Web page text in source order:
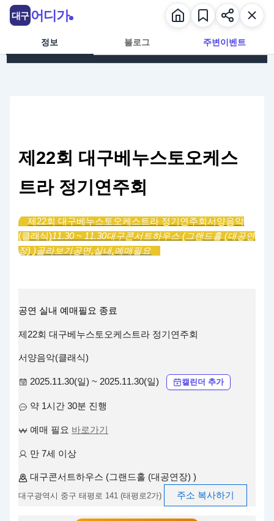
콘텐츠로 건너뛰기
정보 블로그 주변이벤트
제22회 대구베누스토오케스
트라 정기연주회
제22회 대구베누스토오케스트라 정기연주회서양음악
(클래식)11.30 ~ 11.30대구콘서트하우스 (그랜드홀 (대공연
장) )골라보기공연,실내,예매필요
공연 실내 예매필요 종료
제22회 대구베누스토오케스트라 정기연주회
서양음악(클래식)
2025.11.30(일) ~ 2025.11.30(일) 캘린더 추가
약 1시간 30분 진행
예매 필요 바로가기
만 7세 이상
대구콘서트하우스 (그랜드홀 (대공연장) )
대구광역시 중구 태평로 141 (태평로2가) 주소 복사하기
대구 어디가